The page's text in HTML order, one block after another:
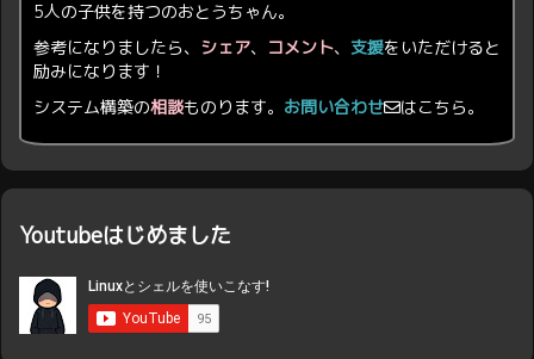
5人の子供を持つのおとうちゃん。
参考になりましたら、 シェア、 コメント、 支援をいただけると
励みになります！
システム構築の相談ものります。 お問い合わせ はこちら。
Youtubeはじめました